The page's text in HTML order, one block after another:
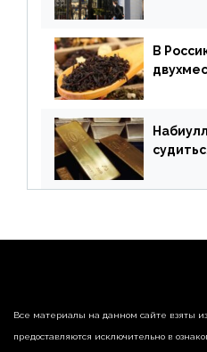
В
страны
Все материалы на данном сайте взяты
предоставляются исключительно в